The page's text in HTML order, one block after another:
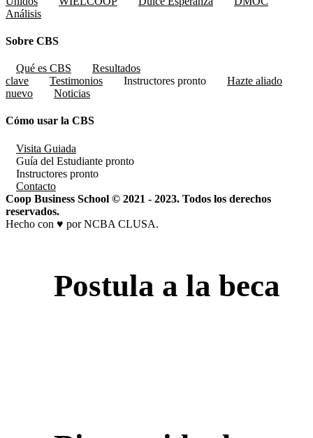
Análisis
Sobre CBS
Qué es CBS
Resultados
clave
Testimonios Instructores pronto
Hazte aliado
nuevo
Noticias
Cómo usar la CBS
Visita Guiada
Guía del Estudiante pronto
Instructores pronto
Contacto
Coop Business School © 2021 - 2023. Todos los derechos
reservados.
Hecho con ♥ por NCBA CLUSA.
Postula a la beca